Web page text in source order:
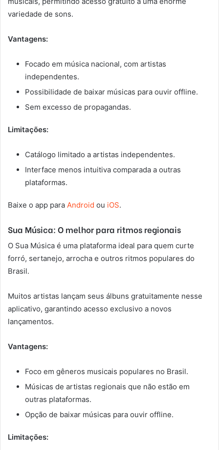
variedade de sons.
Vantagens:
Focado em música nacional, com artistas
independentes.
Possibilidade de baixar músicas para ouvir offline.
Sem excesso de propagandas.
Limitações:
Catálogo limitado a artistas independentes.
Interface menos intuitiva comparada a outras
plataformas.
Baixe o app para Android ou iOS.
Sua Música: O melhor para ritmos regionais
O Sua Música é uma plataforma ideal para quem curte
forró, sertanejo, arrocha e outros ritmos populares do
Brasil.
Muitos artistas lançam seus álbuns gratuitamente nesse
aplicativo, garantindo acesso exclusivo a novos
lançamentos.
Vantagens:
Foco em gêneros musicais populares no Brasil.
Músicas de artistas regionais que não estão em
outras plataformas.
Opção de baixar músicas para ouvir offline.
Limitações: